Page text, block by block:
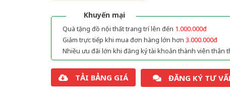
Khuyến mại
Quà tặng đồ nội thất trang trí lên đến 1.000.000đ
Giảm trực tiếp khi mua đơn hàng lớn hơn 3.000.000đ
Nhiều ưu đãi lớn khi đăng ký tài khoản thành viên thân
TẢI BẢNG GIÁ ĐĂNG KÝ TƯ